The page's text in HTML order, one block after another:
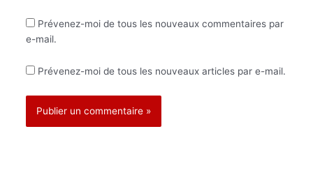
Prévenez-moi de tous les nouveaux commentaires par
e-mail.
Prévenez-moi de tous les nouveaux articles par e-mail.